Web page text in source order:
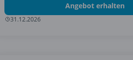
Angebot erhalten
31.12.2026